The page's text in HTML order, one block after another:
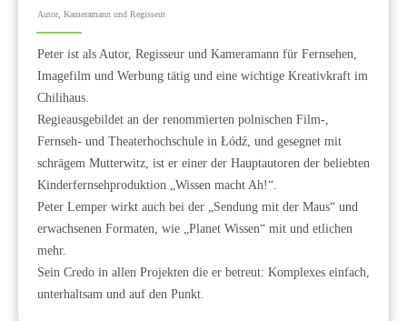
Autor, Kameramann und Regisseur
Peter ist als Autor, Regisseur und Kameramann für Fernsehen,
Imagefilm und Werbung tätig und eine wichtige Kreativkraft im
Chilihaus.
Regieausgebildet an der renommierten polnischen Film-,
Fernseh- und Theaterhochschule in Łódź, und gesegnet mit
schrägem Mutterwitz, ist er einer der Hauptautoren der beliebten
Kinderfernsehproduktion „Wissen macht Ah!“.
Peter Lemper wirkt auch bei der „Sendung mit der Maus“ und
erwachsenen Formaten, wie „Planet Wissen“ mit und etlichen
mehr.
Sein Credo in allen Projekten die er betreut: Komplexes einfach,
unterhaltsam und auf den Punkt.